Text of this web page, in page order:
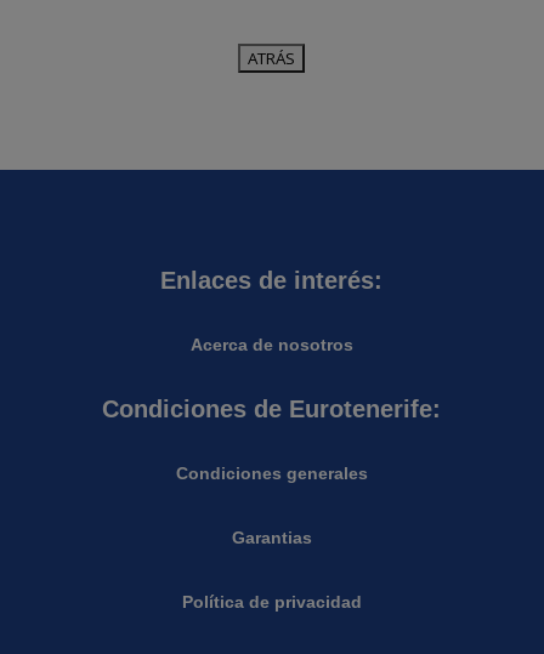
Enlaces de interés:
Acerca de nosotros
Condiciones de Eurotenerife:
Condiciones generales
Garantias
Política de privacidad